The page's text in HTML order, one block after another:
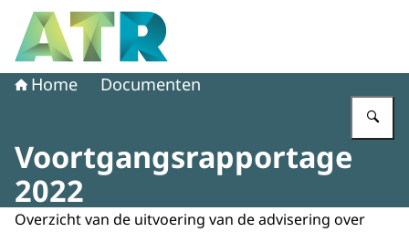
Naar de homepage van Adviescollege toetsing regeldruk
Home Documenten
Voortgangsrapportage
2022
Overzicht van de uitvoering van de advisering over